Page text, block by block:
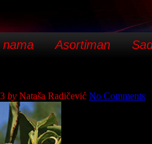
nama Asortiman
by Nataša Radičević No Comments